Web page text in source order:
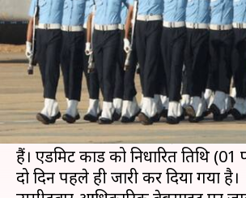
लेखन मोना दीक्षित Jan 30, 2019 05:41 pm
क्या है खबर?
भारतीय वायु सेना (IAF) ने AFCAT
एडमिट कार्ड जारी कर दिए हैं।
IAF ने आधिकारिक वेबसाइट पर एडमिट
हैं। एडमिट कार्ड को निर्धारित तिथि
दो दिन पहले ही जारी कर दिया गया है।